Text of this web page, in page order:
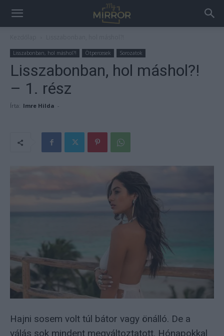
Lisszabonban, hol máshol?! Ötpercesek Sorozatok
Lisszabonban, hol máshol?!
– 1. rész
Írta: Imre Hilda -
Hajni sosem volt túl bátor vagy önálló. De a
válás sok mindent megváltoztatott. Hónapokkal